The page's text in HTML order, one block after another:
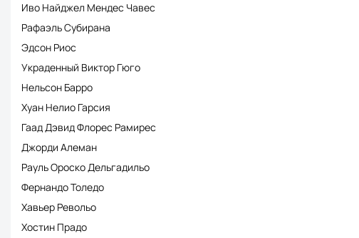
Иво Найджел Мендес Чавес
Рафаэль Субирана
Эдсон Риос
Украденный Виктор Гюго
Нельсон Барро
Хуан Нелио Гарсия
Гаад Дэвид Флорес Рамирес
Джорди Алеман
Рауль Ороско Дельгадильо
Фернандо Толедо
Хавьер Револьо
Хостин Прадо